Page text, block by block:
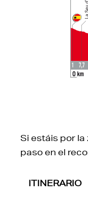
Si estáis por la
paso en el
ITINERARIO